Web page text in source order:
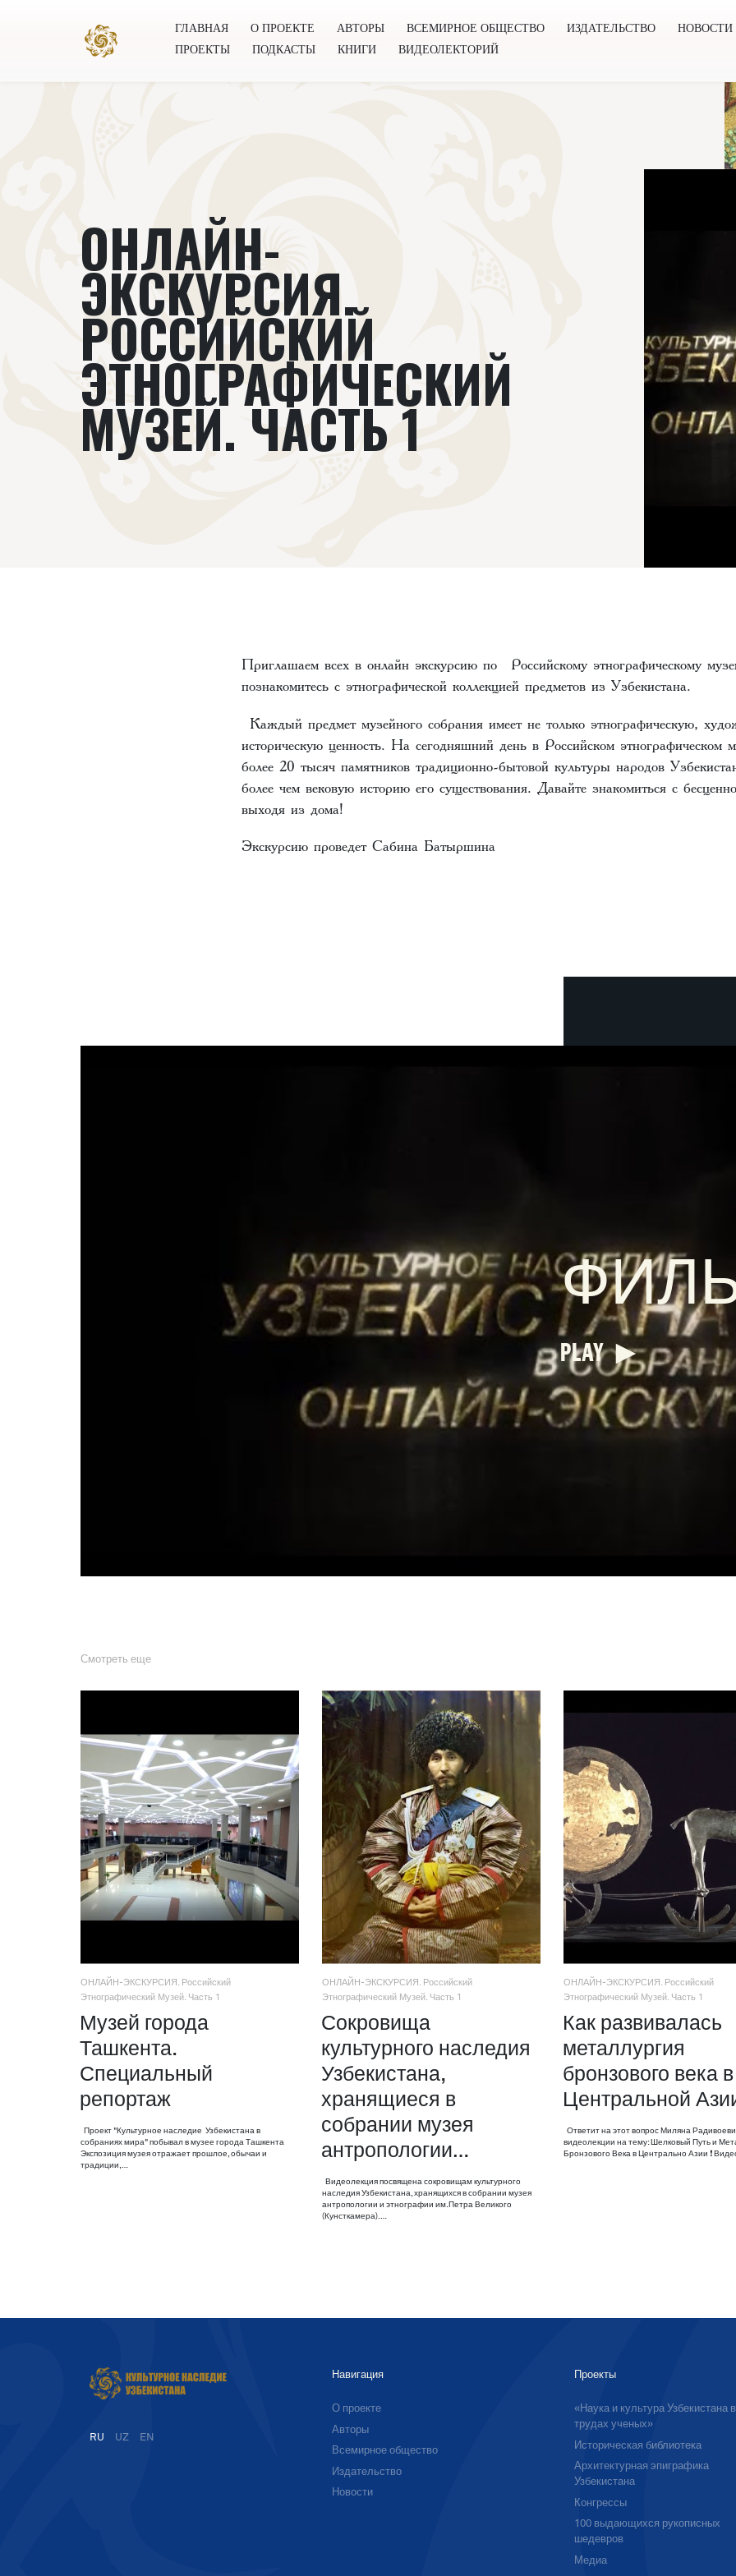
ГЛАВНАЯ О ПРОЕКТЕ АВТОРЫ ВСЕМИРНОЕ ОБЩЕСТВО ИЗДАТЕЛЬСТВО
НОВОСТИ
ПРОЕКТЫ
ПОДКАСТЫ КНИГИ ВИДЕОЛЕКТОРИЙ
ОНЛАЙН-
ЭКСКУРСИЯ.
РОССИЙСКИЙ
ЭТНОГРАФИЧЕСКИЙ
МУЗЕЙ. ЧАСТЬ 1
Приглашаем всех в онлайн экскурсию по Российскому этнографическому
познакомитесь с этнографической коллекцией предметов из Узбекистана.
Каждый предмет музейного собрания имеет не только этнографическую,
историческую ценность. На сегодняшний день в Российском этнографическом
более 20 тысяч памятников традиционно-бытовой культуры народов
более чем вековую историю его существования. Давайте знакомиться с
выходя из дома!
Экскурсию проведет Сабина Батыршина
PLAY
Смотреть еще
ОНЛАЙН-ЭКСКУРСИЯ. Российский
Этнографический Музей. Часть 1
Музей города
Ташкента.
Специальный
репортаж
Проект "Культурное наследие Узбекистана в
собраниях мира" побывал в музее города Ташкента
Экспозиция музея отражает прошлое, обычаи и
традиции,…
ОНЛАЙН-ЭКСКУРСИЯ. Российский
Этнографический Музей. Часть 1
Сокровища
культурного наследия
Узбекистана,
хранящиеся в
собрании музея
антропологии…
Видеолекция посвящена сокровищам культурного
наследия Узбекистана, хранящихся в собрании музея
антропологии и этнографии им.Петра Великого
(Кунсткамера).…
ОНЛАЙН-ЭКСКУРСИЯ. Российский
Этнографический Музей. Часть 1
Как развивалась
металлургия
бронзового века в
Центральной
Ответит на этот вопрос Миляна
видеолекции на тему: Шелковый Путь и
Бронзового Века в Центрально Азии ❗️
RU UZ EN
Навигация
О проекте
Авторы
Всемирное общество
Издательство
Новости
Проекты
«Наука и культура Узбекистана в
трудах ученых»
Историческая библиотека
Архитектурная эпиграфика
Узбекистана
Конгрессы
100 выдающихся рукописных
шедевров
Медиа